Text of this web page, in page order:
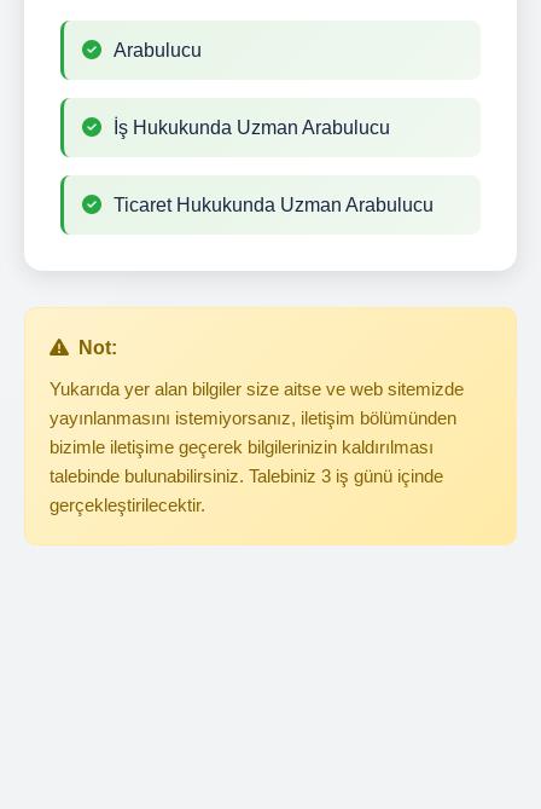
Arabulucu
İş Hukukunda Uzman Arabulucu
Ticaret Hukukunda Uzman Arabulucu
Not:
Yukarıda yer alan bilgiler size aitse ve web sitemizde
yayınlanmasını istemiyorsanız, iletişim bölümünden
bizimle iletişime geçerek bilgilerinizin kaldırılması
talebinde bulunabilirsiniz. Talebiniz 3 iş günü içinde
gerçekleştirilecektir.